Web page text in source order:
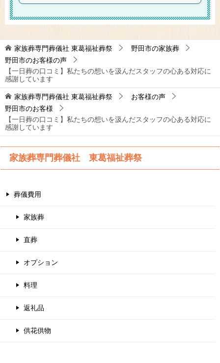
家族葬専門葬儀社 東葛福祉葬祭
野田市の家族葬
野田市のお客様の声
【一日葬の口コミ】私たちの想いを汲んだスタッフの心ある対応に
感謝しています
家族葬専門葬儀社 東葛福祉葬祭
お客様の声
野田市のお客様
【一日葬の口コミ】私たちの想いを汲んだスタッフの心ある対応に
感謝しています
家族葬専門葬儀社 東葛福祉葬祭
葬儀費用
家族葬
直葬
オプション
料理
返礼品
供花供物